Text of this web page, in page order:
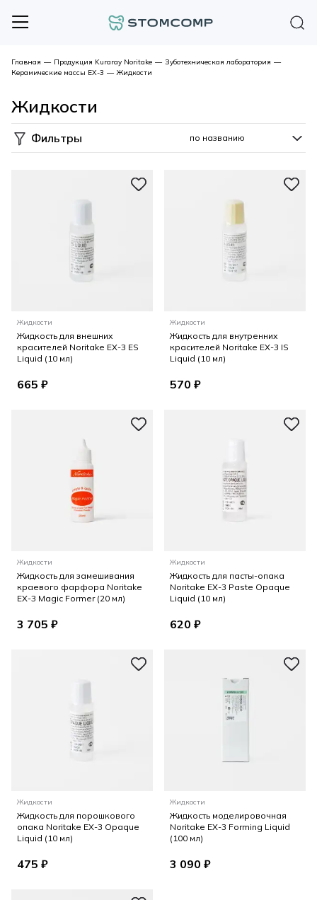
Главная — Продукция Kuraray Noritake — Зуботехническая лаборатория —
Керамические массы EX-3 — Жидкости
Жидкости
Фильтры
Жидкости
Жидкость для внешних
красителей Noritake EX-3 ES
Liquid (10 мл)
665 ₽
Жидкости
Жидкость для внутренних
красителей Noritake EX-3 IS
Liquid (10 мл)
570 ₽
Жидкости
Жидкость для замешивания
краевого фарфора Noritake
EX-3 Magic Former (20 мл)
3 705 ₽
Жидкости
Жидкость для пасты-опака
Noritake EX-3 Paste Opaque
Liquid (10 мл)
620 ₽
Жидкости
Жидкость для порошкового
опака Noritake EX-3 Opaque
Liquid (10 мл)
475 ₽
Жидкости
Жидкость моделировочная
Noritake EX-3 Forming Liquid
(100 мл)
3 090 ₽